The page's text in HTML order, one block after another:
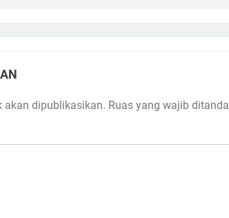
akan dipublikasikan. Ruas yang wajib